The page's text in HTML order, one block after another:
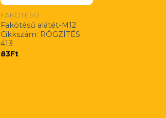
FAKÖTÉSŰ
Fakötésű alátét-M12
Cikkszám: RÖGZÍTÉS
413
83Ft